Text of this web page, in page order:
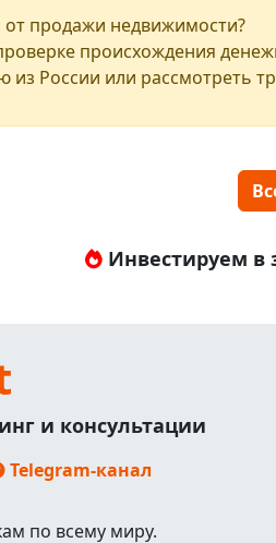
от продажи недвижимости?
происхождения
из России или рассмотреть
Инвестируем в
и консультации
Telegram-канал
по всему миру.